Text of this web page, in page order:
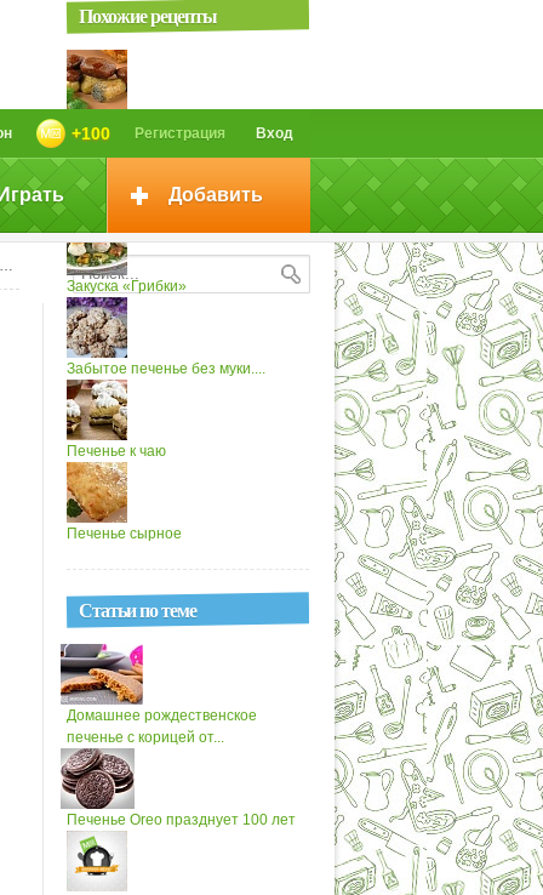
Вход
Регистрация
+100
Добавить
Похожие рецепты
«Грибки»
Закуска «Грибки»
Забытое печенье без муки....
Печенье к чаю
Печенье сырное
Статьи по теме
Домашнее рождественское
печенье с корицей от...
Печенье Oreo празднует 100 лет